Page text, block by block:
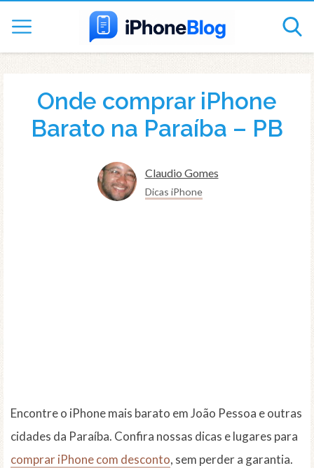
Onde comprar iPhone
Barato na Paraíba – PB
Claudio Gomes
Dicas iPhone
Encontre o iPhone mais barato em João Pessoa e outras
cidades da Paraíba. Confira nossas dicas e lugares para
comprar iPhone com desconto, sem perder a garantia.